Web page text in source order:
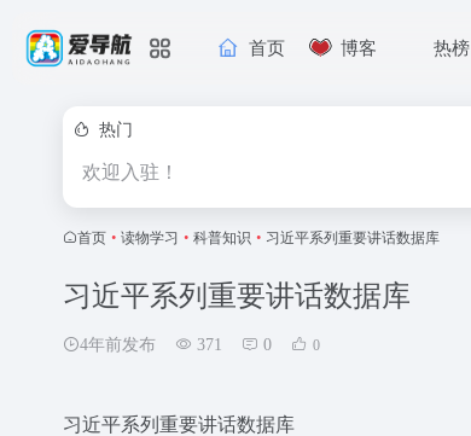
首页 博客 热榜
热门
欢迎入驻！
首页 • 读物学习 • 科普知识 • 习近平系列重要讲话数据库
习近平系列重要讲话数据库
4年前发布 371 0 0
习近平系列重要讲话数据库